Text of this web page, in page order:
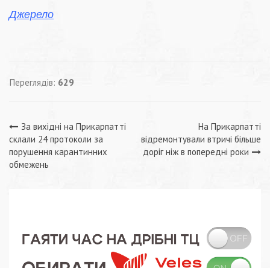
Джерело
Переглядів: 629
Навігація
записів
За вихідні на Прикарпатті
склали 24 протоколи за
порушення карантинних
обмежень
На Прикарпатті
відремонтували втричі більше
доріг ніж в попередні роки